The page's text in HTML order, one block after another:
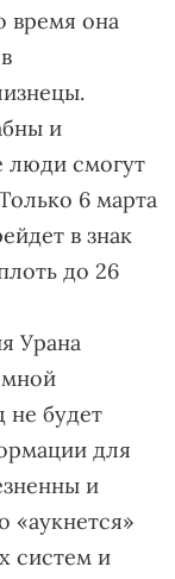
время она
и
люди смогут
6 марта
в знак
до 26
Урана
не будет
для
и
систем и